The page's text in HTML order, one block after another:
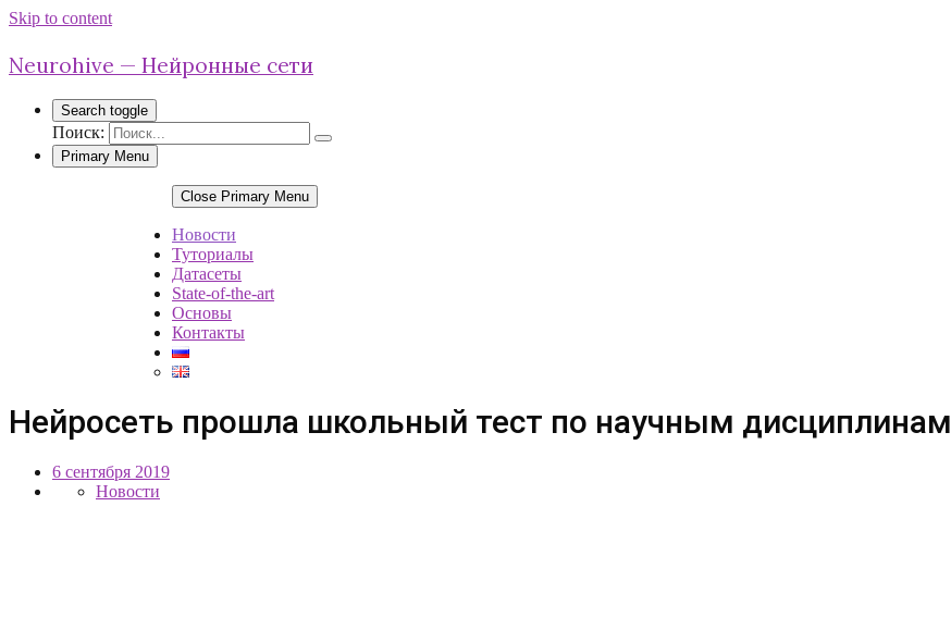
Skip to content
Neurohive — Нейронные сети
Search toggle
Поиск:
Primary Menu
Close Primary Menu
Новости
Туториалы
Датасеты
State-of-the-art
Основы
Контакты
Нейросеть прошла школьный тест по научным дисциплинам
6 сентября 2019
Новости